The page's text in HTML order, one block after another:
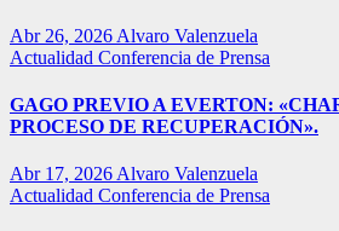
Abr 26, 2026 Alvaro Valenzuela
Actualidad Conferencia de Prensa
GAGO PREVIO A EVERTON:
PROCESO DE RECUPERACIÓN».
Abr 17, 2026 Alvaro Valenzuela
Actualidad Conferencia de Prensa